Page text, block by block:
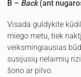
B – Back(ant
Visada guldykite
miego metu, tiek
veiksmingiausias
susijusių nelaimių
šono ar pilvo.